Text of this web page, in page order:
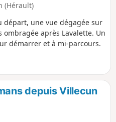
(Hérault)
départ, une vue dégagée sur
après Lavalette. Un
démarrer et à mi-parcours.
depuis Villecun